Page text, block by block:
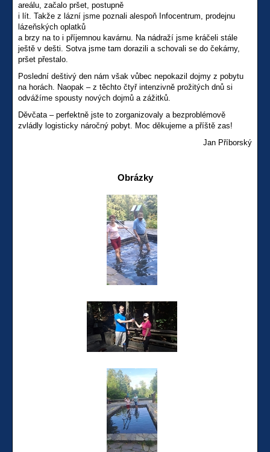
areálu, začalo pršet, postupně
i lít. Takže z lázní jsme poznali alespoň Infocentrum, prodejnu
lázeňských oplatků
a brzy na to i příjemnou kavárnu. Na nádraží jsme kráčeli stále
ještě v dešti. Sotva jsme tam dorazili a schovali se do čekárny,
pršet přestalo.
Poslední deštivý den nám však vůbec nepokazil dojmy z pobytu
na horách. Naopak – z těchto čtyř intenzivně prožitých dnů si
odvážíme spousty nových dojmů a zážitků.
Děvčata – perfektně jste to zorganizovaly a bezproblémově
zvládly logisticky náročný pobyt. Moc děkujeme a příště zas!
Jan Příborský
Obrázky